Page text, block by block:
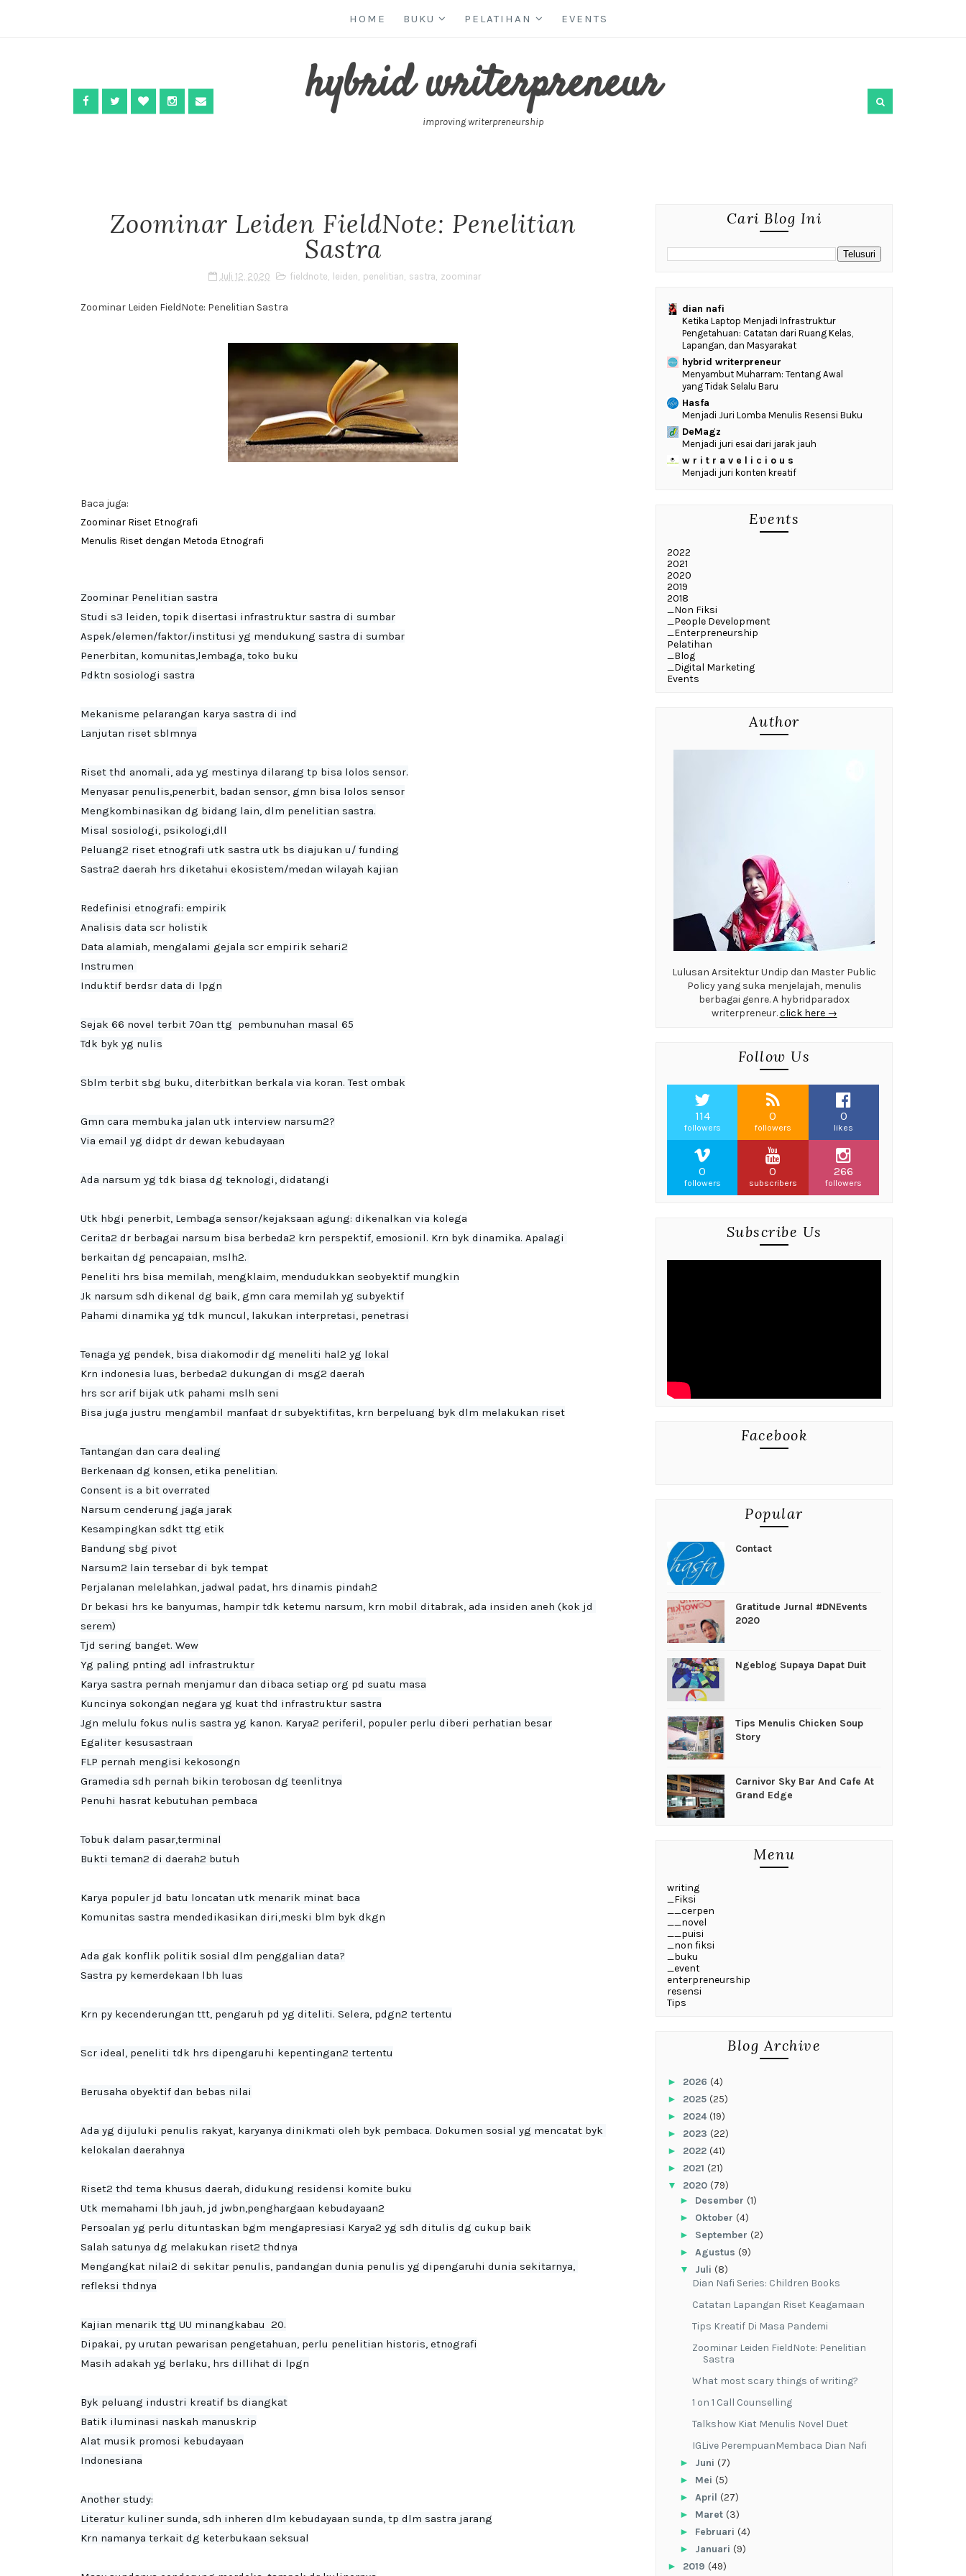
HOME BUKU PELATIHAN EVENTS
hybrid writerpreneur
improving writerpreneurship
Zoominar Leiden FieldNote: Penelitian
Sastra
Juli 12, 2020 fieldnote, leiden, penelitian, sastra, zoominar
Zoominar Leiden FieldNote: Penelitian Sastra
Baca juga:
Zoominar Riset Etnografi
Menulis Riset dengan Metoda Etnografi
Zoominar Penelitian sastra
Studi s3 leiden, topik disertasi infrastruktur sastra di sumbar
Aspek/elemen/faktor/institusi yg mendukung sastra di sumbar
Penerbitan, komunitas,lembaga, toko buku
Pdktn sosiologi sastra
Mekanisme pelarangan karya sastra di ind
Lanjutan riset sblmnya
Riset thd anomali, ada yg mestinya dilarang tp bisa lolos sensor.
Menyasar penulis,penerbit, badan sensor, gmn bisa lolos sensor
Mengkombinasikan dg bidang lain, dlm penelitian sastra.
Misal sosiologi, psikologi,dll
Peluang2 riset etnografi utk sastra utk bs diajukan u/ funding
Sastra2 daerah hrs diketahui ekosistem/medan wilayah kajian
Redefinisi etnografi: empirik
Analisis data scr holistik
Data alamiah, mengalami gejala scr empirik sehari2
Instrumen
Induktif berdsr data di lpgn
Sejak 66 novel terbit 70an ttg  pembunuhan masal 65
Tdk byk yg nulis
Sblm terbit sbg buku, diterbitkan berkala via koran. Test ombak
Gmn cara membuka jalan utk interview narsum2?
Via email yg didpt dr dewan kebudayaan
Ada narsum yg tdk biasa dg teknologi, didatangi
Utk hbgi penerbit, Lembaga sensor/kejaksaan agung: dikenalkan via kolega
Cerita2 dr berbagai narsum bisa berbeda2 krn perspektif, emosionil. Krn byk dinamika. Apalagi
berkaitan dg pencapaian, mslh2.
Peneliti hrs bisa memilah, mengklaim, mendudukkan seobyektif mungkin
Jk narsum sdh dikenal dg baik, gmn cara memilah yg subyektif
Pahami dinamika yg tdk muncul, lakukan interpretasi, penetrasi
Tenaga yg pendek, bisa diakomodir dg meneliti hal2 yg lokal
Krn indonesia luas, berbeda2 dukungan di msg2 daerah
hrs scr arif bijak utk pahami mslh seni
Bisa juga justru mengambil manfaat dr subyektifitas, krn berpeluang byk dlm melakukan riset
Tantangan dan cara dealing
Berkenaan dg konsen, etika penelitian.
Consent is a bit overrated
Narsum cenderung jaga jarak
Kesampingkan sdkt ttg etik
Bandung sbg pivot
Narsum2 lain tersebar di byk tempat
Perjalanan melelahkan, jadwal padat, hrs dinamis pindah2
Dr bekasi hrs ke banyumas, hampir tdk ketemu narsum, krn mobil ditabrak, ada insiden aneh (kok jd
serem)
Tjd sering banget. Wew
Yg paling pnting adl infrastruktur
Karya sastra pernah menjamur dan dibaca setiap org pd suatu masa
Kuncinya sokongan negara yg kuat thd infrastruktur sastra
Jgn melulu fokus nulis sastra yg kanon. Karya2 periferil, populer perlu diberi perhatian besar
Egaliter kesusastraan
FLP pernah mengisi kekosongn
Gramedia sdh pernah bikin terobosan dg teenlitnya
Penuhi hasrat kebutuhan pembaca
Tobuk dalam pasar,terminal
Bukti teman2 di daerah2 butuh
Karya populer jd batu loncatan utk menarik minat baca
Komunitas sastra mendedikasikan diri,meski blm byk dkgn
Ada gak konflik politik sosial dlm penggalian data?
Sastra py kemerdekaan lbh luas
Krn py kecenderungan ttt, pengaruh pd yg diteliti. Selera, pdgn2 tertentu
Scr ideal, peneliti tdk hrs dipengaruhi kepentingan2 tertentu
Berusaha obyektif dan bebas nilai
Ada yg dijuluki penulis rakyat, karyanya dinikmati oleh byk pembaca. Dokumen sosial yg mencatat byk
kelokalan daerahnya
Riset2 thd tema khusus daerah, didukung residensi komite buku
Utk memahami lbh jauh, jd jwbn,penghargaan kebudayaan2
Persoalan yg perlu dituntaskan bgm mengapresiasi Karya2 yg sdh ditulis dg cukup baik
Salah satunya dg melakukan riset2 thdnya
Mengangkat nilai2 di sekitar penulis, pandangan dunia penulis yg dipengaruhi dunia sekitarnya,
refleksi thdnya
Kajian menarik ttg UU minangkabau  20.
Dipakai, py urutan pewarisan pengetahuan, perlu penelitian historis, etnografi
Masih adakah yg berlaku, hrs dillihat di lpgn
Byk peluang industri kreatif bs diangkat
Batik iluminasi naskah manuskrip
Alat musik promosi kebudayaan
Indonesiana
Another study:
Literatur kuliner sunda, sdh inheren dlm kebudayaan sunda, tp dlm sastra jarang
Krn namanya terkait dg keterbukaan seksual
Cari Blog Ini
dian nafi
Ketika Laptop Menjadi Infrastruktur
Pengetahuan: Catatan dari Ruang Kelas,
Lapangan, dan Masyarakat
hybrid writerpreneur
Menyambut Muharram: Tentang Awal
yang Tidak Selalu Baru
Hasfa
Menjadi Juri Lomba Menulis Resensi Buku
DeMagz
Menjadi juri esai dari jarak jauh
w r i t r a v e l i c i o u s
Menjadi juri konten kreatif
Events
2022
2021
2020
2019
2018
_Non Fiksi
_People Development
_Enterpreneurship
Pelatihan
_Blog
_Digital Marketing
Events
Author
Lulusan Arsitektur Undip dan Master Public
Policy yang suka menjelajah, menulis
berbagai genre. A hybridparadox
writerpreneur.click here →
Follow Us
114
followers
0
followers
0
likes
0
followers
0
subscribers
266
followers
Subscribe Us
Facebook
Popular
Contact
Gratitude Jurnal #DNEvents
2020
Ngeblog Supaya Dapat Duit
Tips Menulis Chicken Soup
Story
Carnivor Sky Bar And Cafe At
Grand Edge
Menu
writing
_Fiksi
__cerpen
__novel
__puisi
_non fiksi
_buku
_event
enterpreneurship
resensi
Tips
Blog Archive
► 2026 (4)
► 2025 (25)
► 2024(19)
► 2023 (22)
► 2022 (41)
► 2021 (21)
▼ 2020 (79)
► Desember (1)
► Oktober (4)
► September (2)
► Agustus (9)
▼ Juli (8)
Dian Nafi Series: Children Books
Catatan Lapangan Riset Keagamaan
Tips Kreatif Di Masa Pandemi
Zoominar Leiden FieldNote: Penelitian
Sastra
What most scary things of writing?
1 on 1 Call Counselling
Talkshow Kiat Menulis Novel Duet
IGLive PerempuanMembaca Dian Nafi
► Juni (7)
► Mei (5)
► April (27)
► Maret (3)
► Februari (4)
► Januari (9)
► 2019 (49)